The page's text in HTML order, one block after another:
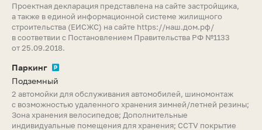
Проектная декларация представлена на сайте застройщика,
а также в единой информационной системе жилищного
строительства (ЕИСЖС) на сайте https://наш.дом.рф/
в соответвии с Постановлением Правительства РФ №1133
от 25.09.2018.
Паркинг
Подземный
2 автомойки для обслуживания автомобилей, шиномонтаж
с возможностью удаленного хранения зимней/летней резины;
Зона хранения велосипедов; Дополнительные
индивидуальные помещения для хранения; CCTV покрытие